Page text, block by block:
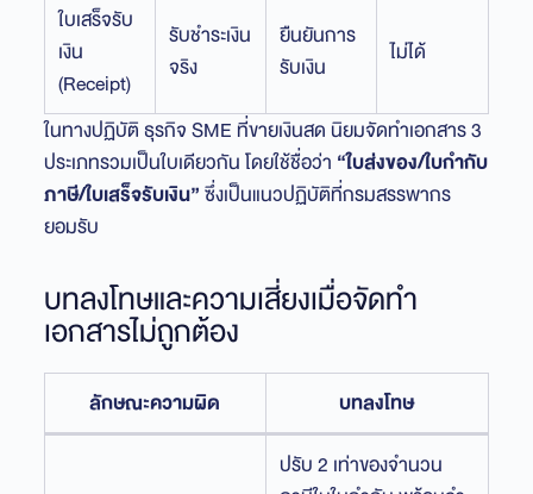
ใบเสร็จรับ
เงิน
(Receipt)
รับชำระเงิน
จริง
ยืนยันการ
รับเงิน
ไม่ได้
ในทางปฏิบัติ ธุรกิจ SME ที่ขายเงินสด นิยมจัดทำเอกสาร 3
ประเภทรวมเป็นใบเดียวกัน โดยใช้ชื่อว่า “ใบส่งของ/ใบกำกับ
ภาษี/ใบเสร็จรับเงิน”ซึ่งเป็นแนวปฏิบัติที่กรมสรรพากร
ยอมรับ
บทลงโทษและความเสี่ยงเมื่อจัดทำ
เอกสารไม่ถูกต้อง
ลักษณะความผิด บทลงโทษ
ปรับ 2 เท่าของจำนวน